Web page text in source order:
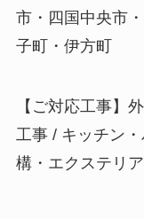
市・四国中央市
子町・伊方町
【ご対応工事】
工事 / キッチン
構・エクステリ